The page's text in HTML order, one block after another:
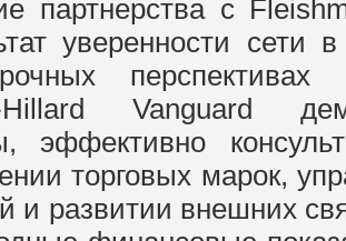
партнерства с
уверенности сети в
Hillard Vanguard
эффективно
торговых марок,
и развитии внешних